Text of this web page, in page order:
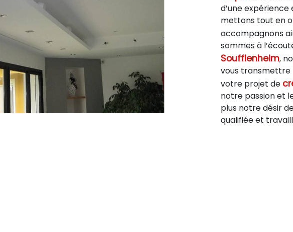
d’une expérience
mettons tout en
accompagnons
sommes à
Soufflenheim,
vous transmettre
votre projet de
notre passion et
plus notre désir
qualifiée et